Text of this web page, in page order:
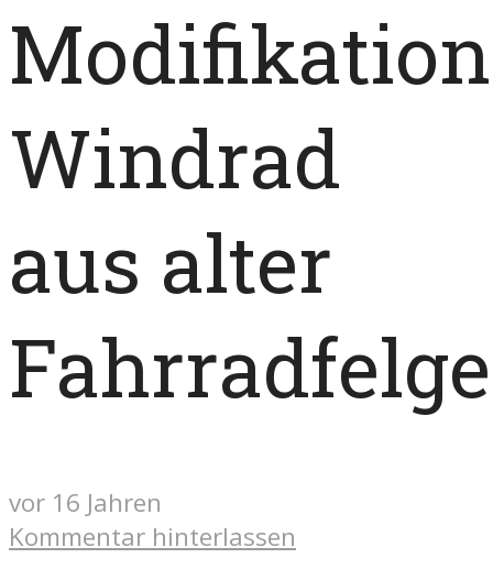
Windrad
aus alter
Fahrradfelge
vor 16 Jahren
Kommentar hinterlassen